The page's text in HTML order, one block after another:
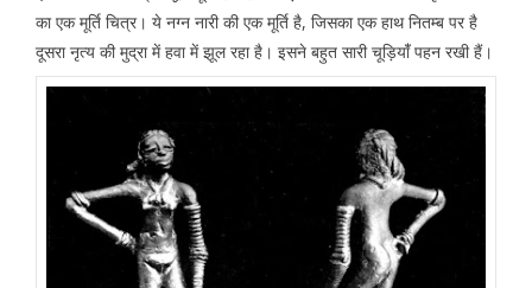
का एक मूर्ति चित्र। ये नग्न नारी की एक मूर्ति है, जिसका एक हाथ नितम्ब पर है
दूसरा नृत्य की मुद्रा में हवा में झूल रहा है। इसने बहुत सारी चूड़ियांँ पहन रखी हैं।